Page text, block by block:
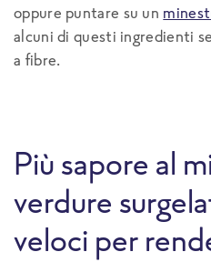
oppure puntare su un
alcuni di questi ingredienti
a fibre.
Più sapore al
verdure
veloci per